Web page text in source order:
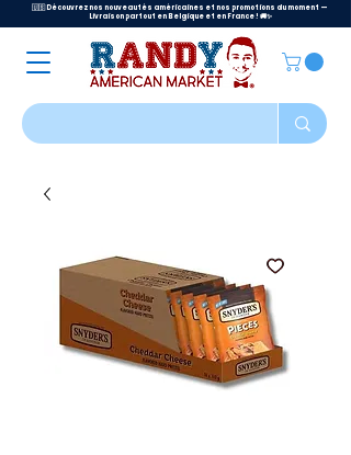
🇺🇸 Découvrez nos nouveautés américaines et nos promotions du moment —
Livraison partout en Belgique et en France ! 🚚✨